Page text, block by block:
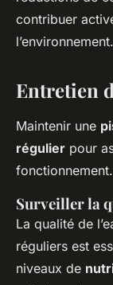
contribuer
l’environnement.
Entretien
Maintenir une
régulier pour
Surveiller la
La qualité de
réguliers est
niveaux de